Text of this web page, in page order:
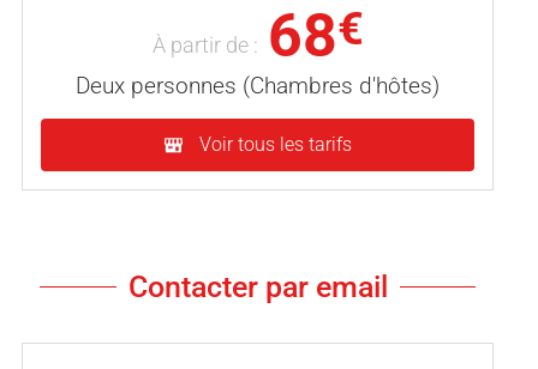
À partir de : 68€
Deux personnes (Chambres d'hôtes)
Voir tous les tarifs
Contacter par email